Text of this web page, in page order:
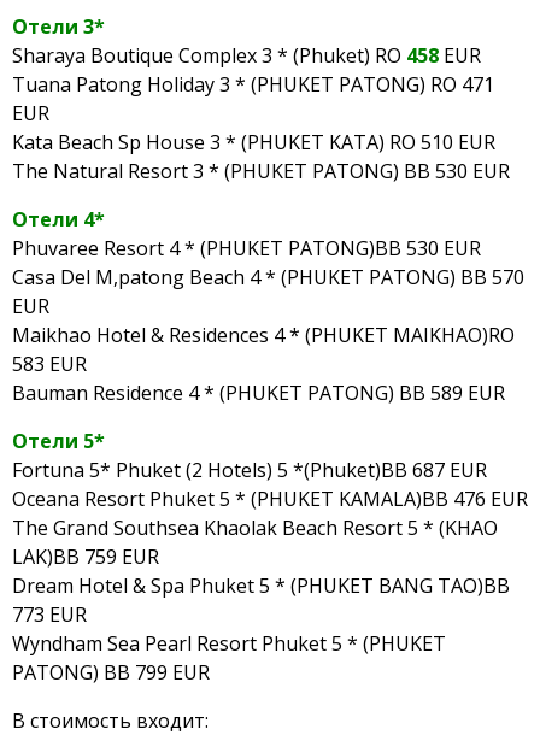
Отели 3*
Sharaya Boutique Complex 3 * (Phuket) RO 458 EUR
Tuana Patong Holiday 3 * (PHUKET PATONG) RO 471
EUR
Kata Beach Sp House 3 * (PHUKET KATA) RO 510 EUR
The Natural Resort 3 * (PHUKET PATONG) BB 530 EUR
Отели 4*
Phuvaree Resort 4 * (PHUKET PATONG)BB 530 EUR
Casa Del M,patong Beach 4 * (PHUKET PATONG) BB 570
EUR
Maikhao Hotel & Residences 4 * (PHUKET MAIKHAO)RO
583 EUR
Bauman Residence 4 * (PHUKET PATONG) BB 589 EUR
Отели 5*
Fortuna 5* Phuket (2 Hotels) 5 *(Phuket)BB 687 EUR
Oceana Resort Phuket 5 * (PHUKET KAMALA)BB 476 EUR
The Grand Southsea Khaolak Beach Resort 5 * (KHAO
LAK)BB 759 EUR
Dream Hotel & Spa Phuket 5 * (PHUKET BANG TAO)BB
773 EUR
Wyndham Sea Pearl Resort Phuket 5 * (PHUKET
PATONG) BB 799 EUR
В стоимость входит: